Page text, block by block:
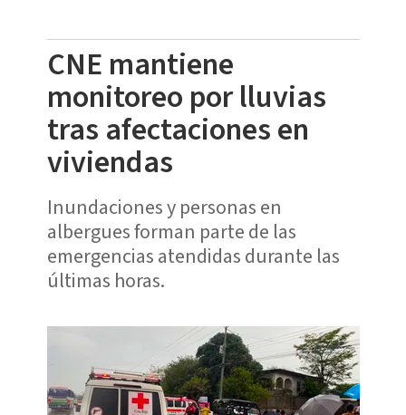
CNE mantiene
monitoreo por lluvias
tras afectaciones en
viviendas
Inundaciones y personas en
albergues forman parte de las
emergencias atendidas durante las
últimas horas.